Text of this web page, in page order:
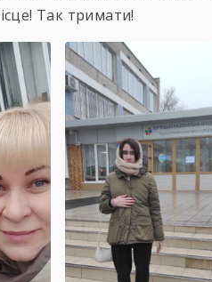
Так тримати!